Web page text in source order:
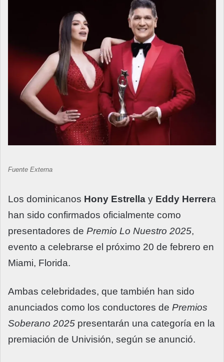
Fuente Externa
Los dominicanos Hony Estrella y Eddy Herrera
han sido confirmados oficialmente como
presentadores de Premio Lo Nuestro 2025,
evento a celebrarse el próximo 20 de febrero en
Miami, Florida.
Ambas celebridades, que también han sido
anunciados como los conductores de Premios
Soberano 2025 presentarán una categoría en la
premiación de Univisión, según se anunció.